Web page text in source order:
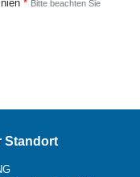
Bitte beachten Sie
Standort